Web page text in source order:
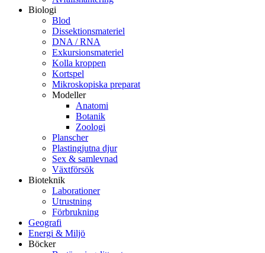
Biologi
Blod
Dissektionsmateriel
DNA / RNA
Exkursionsmateriel
Kolla kroppen
Kortspel
Mikroskopiska preparat
Modeller
Anatomi
Botanik
Zoologi
Planscher
Plastingjutna djur
Sex & samlevnad
Växtförsök
Bioteknik
Laborationer
Utrustning
Förbrukning
Geografi
Energi & Miljö
Böcker